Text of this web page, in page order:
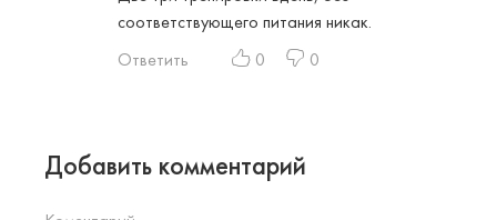
соответствующего питания никак.
Ответить
0 0
Добавить комментарий